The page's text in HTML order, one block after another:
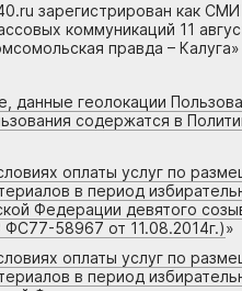
зарегистрирован как
коммуникаций 11
правда – Калуга»
данные геолокации
содержатся в
оплаты услуг по
в период
Федерации девятого
58967 от 11.08.2014г.)»
оплаты услуг по
в период